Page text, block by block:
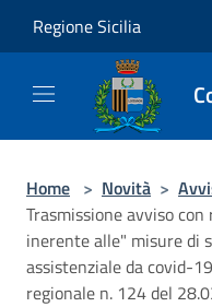
Regione Sicilia
Home > Novità >
Trasmissione avviso
inerente alle" misure di
assistenziale da covid-
regionale n. 124 del